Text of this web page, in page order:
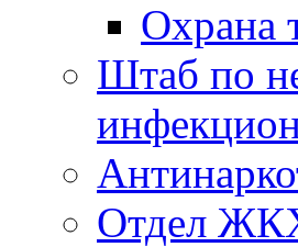
Охрана
Штаб по
Отдел